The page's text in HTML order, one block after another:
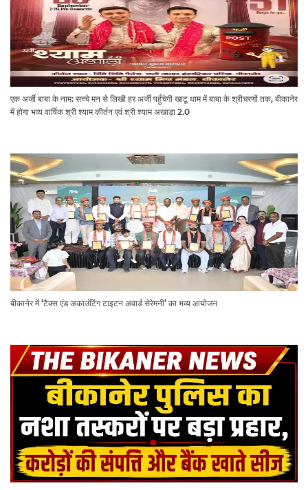
एक अर्जी बाबा के नाम: सच्चे मन से लिखी हर अर्जी पहुँचेगी खाटू धाम में बाबा के श्रीचरणों तक, बीकानेर
में होगा भव्य वार्षिक श्री श्याम कीर्तन एवं श्री श्याम अखाड़ा 2.0
बीकानेर में ‘टैक्स एंड अकाउंटिंग टाइटन अवार्ड सेरेमनी’ का भव्य आयोजन